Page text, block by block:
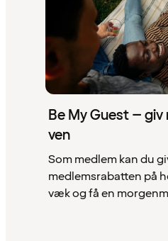
Be My Guest –
ven
Som medlem kan du
medlemsrabatten på
væk og få en